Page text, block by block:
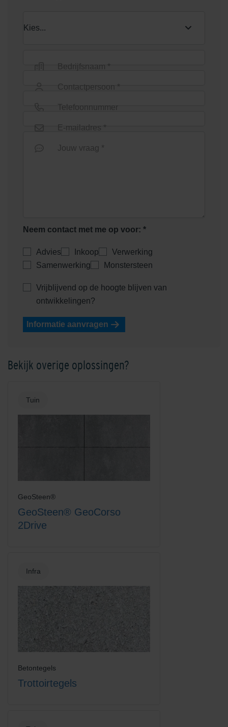
Bedrijfsnaam *
Contactpersoon *
Telefoonnummer
E-mailadres *
Jouw vraag *
Neem contact met me op voor: *
Advies Inkoop
Verwerking
Samenwerking
Monstersteen
Vrijblijvend op de hoogte blijven van
ontwikkelingen?
Informatie aanvragen
Bekijk overige oplossingen?
Tuin
GeoSteen®
GeoSteen® GeoCorso
2Drive
Infra
Betontegels
Trottoirtegels